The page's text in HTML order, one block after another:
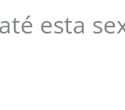
esta